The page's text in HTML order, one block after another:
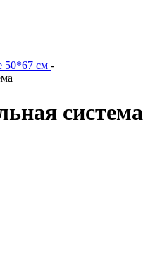
50*67 см -
система